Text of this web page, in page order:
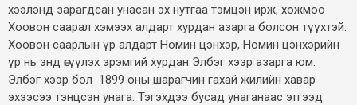
хээлэнд зарагдсан унасан эх нутгаа тэмцэн ирж, хожмоо
Хоовон саарал хэмээх алдарт хурдан азарга болсон түүхтэй.
Хоовон саарлын үр алдарт Номин цэнхэр, Номин цэнхэрийн
үр нь энд өгүүлэх эрэмгий хурдан Элбэг хээр азарга юм.
Элбэг хээр бол 1899 оны шарагчин гахай жилийн хавар
эхээсээ тэнцсэн унага. Тэгэхдээ бусад унаганаас этгээд